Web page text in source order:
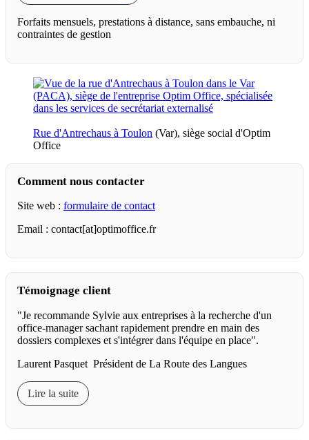
Forfaits mensuels, prestations à distance, sans embauche, ni
contraintes de gestion
Rue d'Antrechaus à Toulon (Var), siège social d'Optim
Office
Comment nous contacter
Site web : formulaire de contact
Email : contact[at]optimoffice.fr
Témoignage client
"Je recommande Sylvie aux entreprises à la recherche d'un
office-manager sachant rapidement prendre en main des
dossiers complexes et s'intégrer dans l'équipe en place".
Laurent Pasquet Président de La Route des Langues
Lire la suite